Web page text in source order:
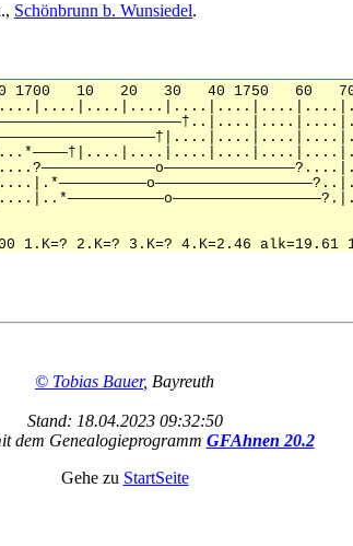
Schönbrunn b. Wunsiedel.
© Tobias Bauer, Bayreuth
Stand: 18.04.2023 09:32:50
dem Genealogieprogramm GFAhnen 20.2
Gehe zu StartSeite